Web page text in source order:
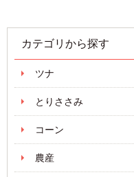
カテゴリから探す
ツナ
とりささみ
コーン
農産